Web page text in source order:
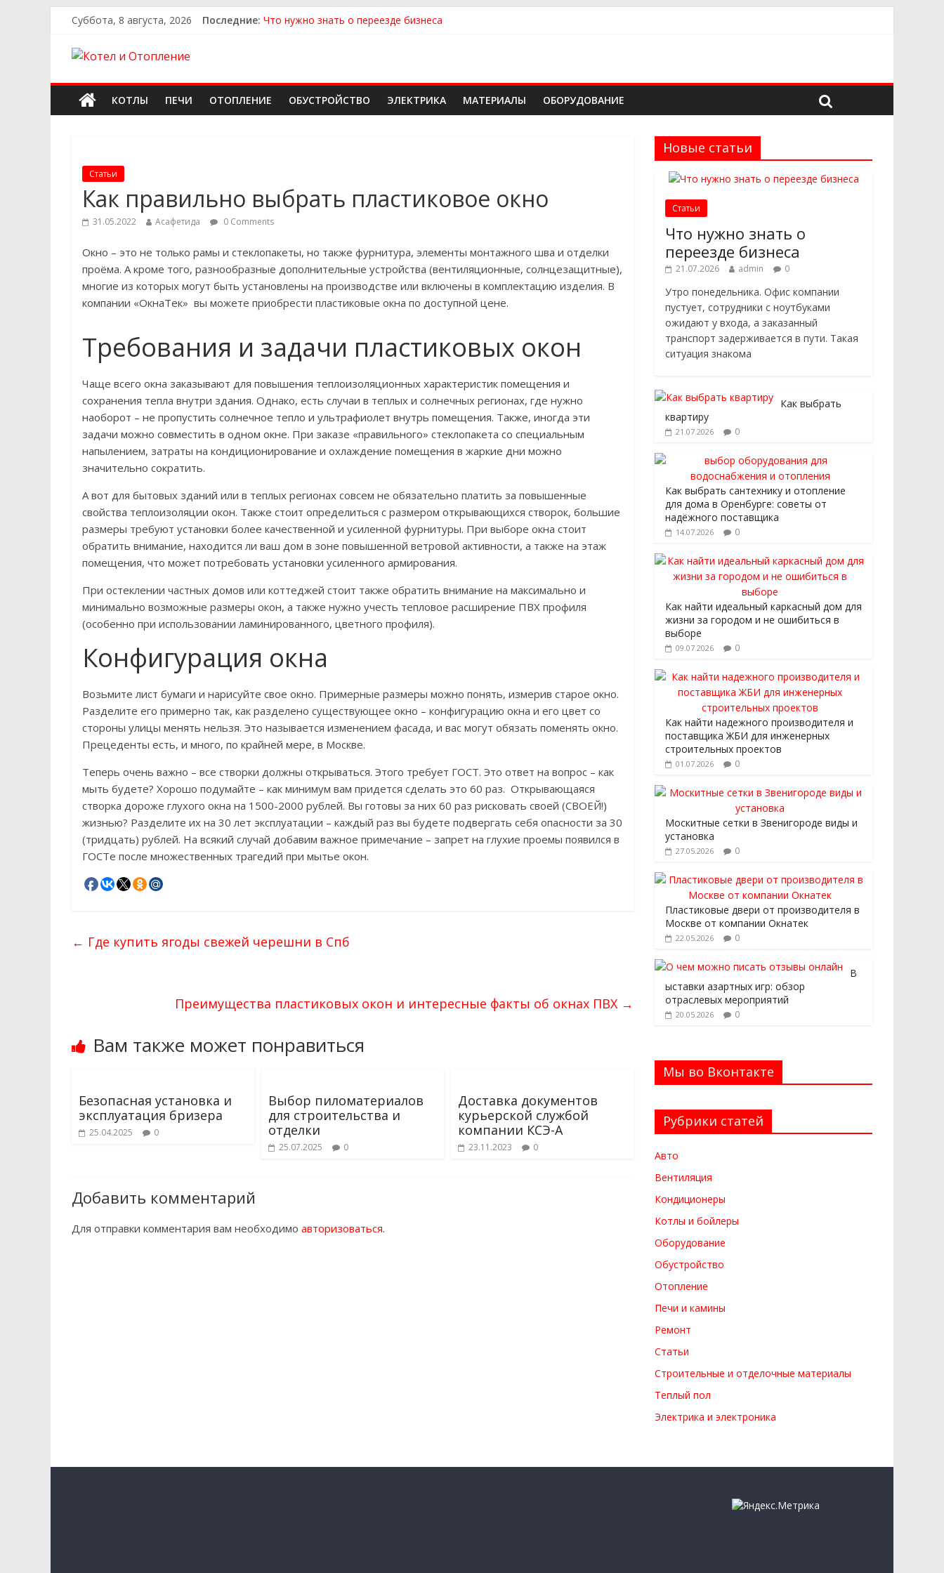
Суббота, 8 августа, 2026 Последние: Что нужно знать о переезде бизнеса
Как найти надежного производителя и поставщика ЖБИ для инженерных строительных проектов
КОТЛЫ
ПЕЧИ ОТОПЛЕНИЕ ОБУСТРОЙСТВО ЭЛЕКТРИКА МАТЕРИАЛЫ ОБОРУДОВАНИЕ
Статьи
Как правильно выбрать пластиковое окно
31.05.2022 Асафетида 0 Comments
Окно – это не только рамы и стеклопакеты, но также фурнитура, элементы монтажного шва и отделки
проёма. А кроме того, разнообразные дополнительные устройства (вентиляционные, солнцезащитные),
многие из которых могут быть установлены на производстве или включены в комплектацию изделия. В
компании «ОкнаТек» вы можете приобрести пластиковые окна по доступной цене.
Требования и задачи пластиковых окон
Чаще всего окна заказывают для повышения теплоизоляционных характеристик помещения и
сохранения тепла внутри здания. Однако, есть случаи в теплых и солнечных регионах, где нужно
наоборот – не пропустить солнечное тепло и ультрафиолет внутрь помещения. Также, иногда эти
задачи можно совместить в одном окне. При заказе «правильного» стеклопакета со специальным
напылением, затраты на кондиционирование и охлаждение помещения в жаркие дни можно
значительно сократить.
А вот для бытовых зданий или в теплых регионах совсем не обязательно платить за повышенные
свойства теплоизоляции окон. Также стоит определиться с размером открывающихся створок, большие
размеры требуют установки более качественной и усиленной фурнитуры. При выборе окна стоит
обратить внимание, находится ли ваш дом в зоне повышенной ветровой активности, а также на этаж
помещения, что может потребовать установки усиленного армирования.
При остеклении частных домов или коттеджей стоит также обратить внимание на максимально и
минимально возможные размеры окон, а также нужно учесть тепловое расширение ПВХ профиля
(особенно при использовании ламинированного, цветного профиля).
Конфигурация окна
Возьмите лист бумаги и нарисуйте свое окно. Примерные размеры можно понять, измерив старое окно.
Разделите его примерно так, как разделено существующее окно – конфигурацию окна и его цвет со
стороны улицы менять нельзя. Это называется изменением фасада, и вас могут обязать поменять окно.
Прецеденты есть, и много, по крайней мере, в Москве.
Теперь очень важно – все створки должны открываться. Этого требует ГОСТ. Это ответ на вопрос – как
мыть будете? Хорошо подумайте – как минимум вам придется сделать это 60 раз. Открывающаяся
створка дороже глухого окна на 1500-2000 рублей. Вы готовы за них 60 раз рисковать своей (СВОЕЙ!)
жизнью? Разделите их на 30 лет эксплуатации – каждый раз вы будете подвергать себя опасности за 30
(тридцать) рублей. На всякий случай добавим важное примечание – запрет на глухие проемы появился в
ГОСТе после множественных трагедий при мытье окон.
← Где купить ягоды свежей черешни в Спб
Преимущества пластиковых окон и интересные факты об окнах ПВХ →
Вам также может понравиться
Безопасная установка и
эксплуатация бризера
25.04.2025 0
Выбор пиломатериалов
для строительства и
отделки
25.07.2025 0
Доставка документов
курьерской службой
компании КСЭ-А
23.11.2023 0
Добавить комментарий
Для отправки комментария вам необходимо авторизоваться.
Новые статьи
Статьи
Что нужно знать о
переезде бизнеса
21.07.2026 admin 0
Утро понедельника. Офис компании
пустует, сотрудники с ноутбуками
ожидают у входа, а заказанный
транспорт задерживается в пути. Такая
ситуация знакома
Как выбрать
квартиру
21.07.2026 0
Как выбрать сантехнику и отопление
для дома в Оренбурге: советы от
надёжного поставщика
14.07.2026 0
Как найти идеальный каркасный дом для
жизни за городом и не ошибиться в
выборе
09.07.2026 0
Как найти надежного производителя и
поставщика ЖБИ для инженерных
строительных проектов
01.07.2026 0
Москитные сетки в Звенигороде виды и
установка
27.05.2026 0
Пластиковые двери от производителя в
Москве от компании Окнатек
22.05.2026 0
В
ыставки азартных игр: обзор
отраслевых мероприятий
20.05.2026 0
Мы во Вконтакте
Рубрики статей
Авто
Вентиляция
Кондиционеры
Котлы и бойлеры
Оборудование
Обустройство
Отопление
Печи и камины
Ремонт
Статьи
Строительные и отделочные материалы
Теплый пол
Электрика и электроника